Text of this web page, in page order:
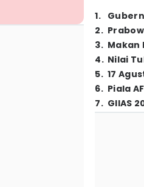
1.
2.
3. Makan
4. Nilai
5. 17
6. Piala
7. GIIAS